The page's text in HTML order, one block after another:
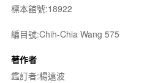
標本館號:18922
編目號:Chih-Chia Wang 575
著作者
鑑訂者:楊遠波